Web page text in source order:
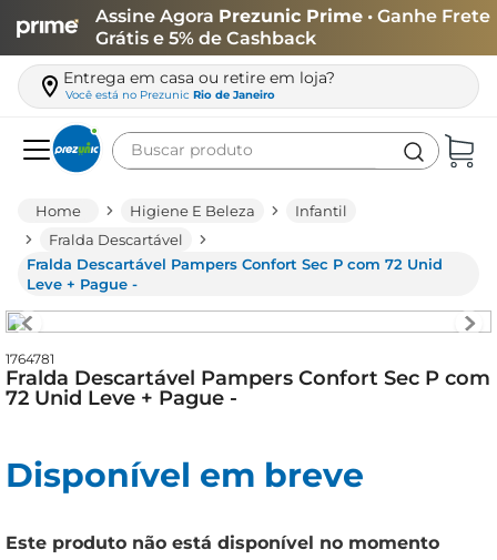
Assine Agora Prezunic Prime • Ganhe Frete
Grátis e 5% de Cashback
Entrega em casa ou retire em loja?
Você está no Prezunic Rio de Janeiro
Buscar produto
Higiene E Beleza
Infantil
Fralda Descartável
Fralda Descartável Pampers Confort Sec P com 72 Unid
Leve + Pague -
1764781
Fralda Descartável Pampers Confort Sec P com
72 Unid Leve + Pague -
Disponível em breve
Este produto não está disponível no momento
leite
biscoito
iogurte
papel higiênico